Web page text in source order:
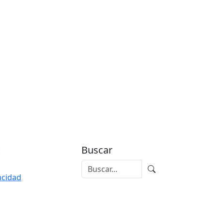
Buscar